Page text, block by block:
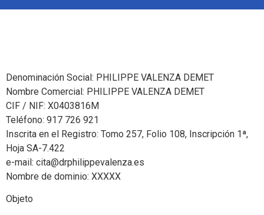
Denominación Social: PHILIPPE VALENZA DEMET
Nombre Comercial: PHILIPPE VALENZA DEMET
CIF / NIF: X0403816M
Teléfono: 917 726 921
Inscrita en el Registro: Tomo 257, Folio 108, Inscripción 1ª,
Hoja SA-7.422
e-mail: cita@drphilippevalenza.es
Nombre de dominio: XXXXX
Objeto